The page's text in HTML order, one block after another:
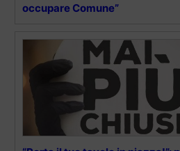
occupare Comune”